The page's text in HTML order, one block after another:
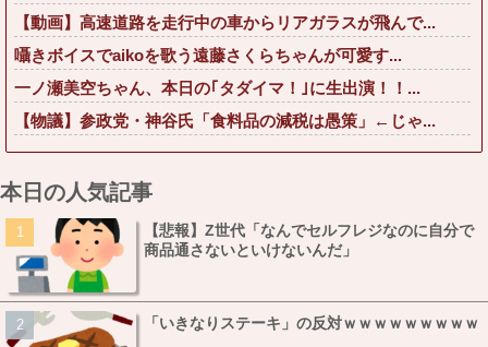
【動画】高速道路を走行中の車からリアガラスが飛んで...
囁きボイスでaikoを歌う遠藤さくらちゃんが可愛す...
一ノ瀬美空ちゃん、本日の｢タダイマ！｣に生出演！！...
【物議】参政党・神谷氏「食料品の減税は愚策」←じゃ...
本日の人気記事
【悲報】Z世代「なんでセルフレジなのに自分で
商品通さないといけないんだ」
「いきなりステーキ」の反対ｗｗｗｗｗｗｗｗｗ